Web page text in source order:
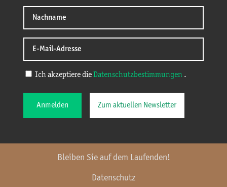
Ich akzeptiere die Datenschutzbestimmungen .
Anmelden Zum aktuellen Newsletter
Bleiben Sie auf dem Laufenden!
Datenschutz